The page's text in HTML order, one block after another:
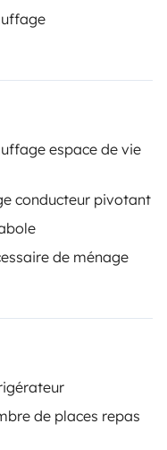
espace de vie
conducteur pivotant
de ménage
de places repas
simple et sûre la
cars, fourgons
le rôle de tiers de
en main pour
toute sécurité.
Shops